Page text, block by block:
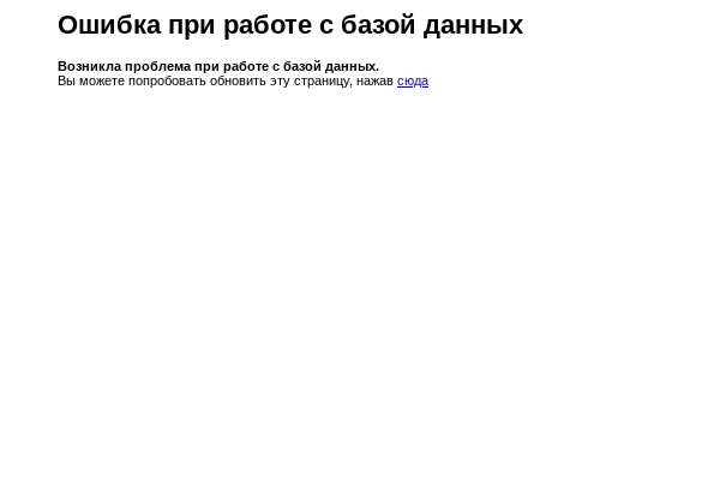
Ошибка при работе с базой данных
Возникла проблема при работе с базой данных.
Вы можете попробовать обновить эту страницу, нажав сюда